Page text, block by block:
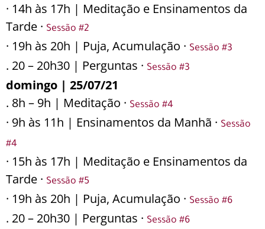
· 14h às 17h | Meditação e Ensinamentos da
Tarde · Sessão #2
· 19h às 20h | Puja, Acumulação · Sessão #3
. 20 – 20h30 | Perguntas · Sessão #3
domingo | 25/07/21
. 8h – 9h | Meditação · Sessão #4
· 9h às 11h | Ensinamentos da Manhã · Sessão
#4
· 15h às 17h | Meditação e Ensinamentos da
Tarde · Sessão #5
· 19h às 20h | Puja, Acumulação · Sessão #6
. 20 – 20h30 | Perguntas · Sessão #6